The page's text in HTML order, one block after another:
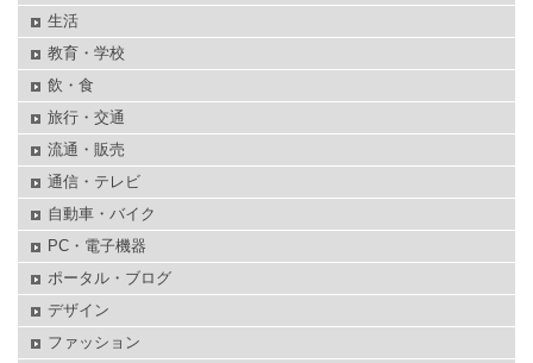
生活
教育・学校
飲・食
旅行・交通
流通・販売
通信・テレビ
自動車・バイク
PC・電子機器
ポータル・ブログ
デザイン
ファッション